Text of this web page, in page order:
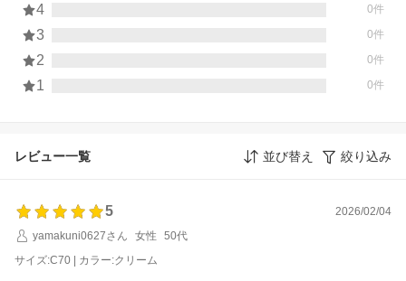
4 0件
3 0件
2 0件
1 0件
レビュー一覧 並び替え 絞り込み
5
2026/02/04
yamakuni0627さん
女性
50代
サイズ:C70 | カラー:クリーム